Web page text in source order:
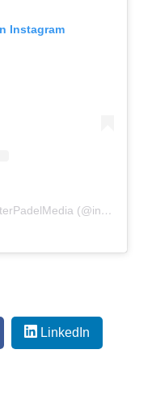
Instagram
Una publicación compartida de InterPadelMedia (@interpadelmedia)
LinkedIn